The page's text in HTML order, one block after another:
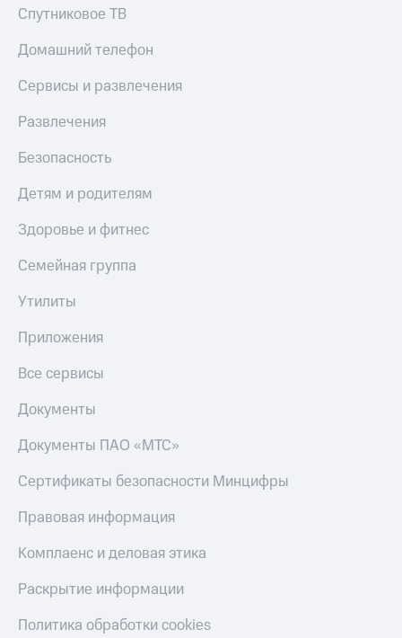
Спутниковое ТВ
Домашний телефон
Сервисы и развлечения
Развлечения
Безопасность
Детям и родителям
Здоровье и фитнес
Семейная группа
Утилиты
Приложения
Все сервисы
Документы
Документы ПАО «МТС»
Сертификаты безопасности Минцифры
Правовая информация
Комплаенс и деловая этика
Раскрытие информации
Политика обработки cookies